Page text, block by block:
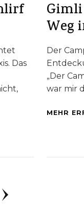
Das
Weg
Der
„Der
war mir
MEHR